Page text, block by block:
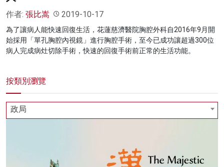
作者: 張比嵩 2019-10-17
為了讓病人能快速回復生活，花蓮慈濟醫院胸腔外科自2016年9月開
始採用「單孔胸腔內視鏡」進行胸腔手術，至今已成功讓超過300位
病人完成病灶切除手術，快速的回復手術前正常的生活功能。
按類別瀏覽
政局